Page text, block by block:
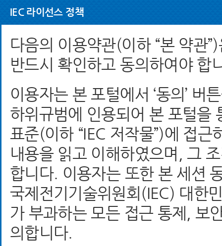
IEC 라이선스 정책
다음의 이용약관(이하 “본 약관
반드시 확인하고 동의하여야 합
이용자는 본 포털에서 ‘동의’ 버
하위규범에 인용되어 본 포털
표준(이하 “IEC 저작물”)에 접
내용을 읽고 이해하였으며, 그
합니다. 이용자는 또한 본 세션
국제전기기술위원회(IEC) 대한
가 부과하는 모든 접근 통제, 보
의합니다.